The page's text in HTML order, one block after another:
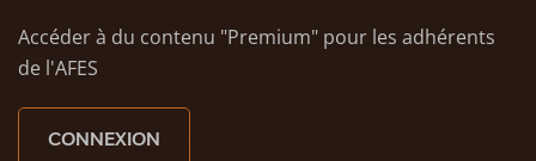
Accéder à du contenu "Premium" pour les adhérents
de l'AFES
CONNEXION